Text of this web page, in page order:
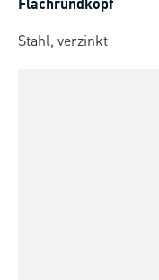
Stahl, verzinkt